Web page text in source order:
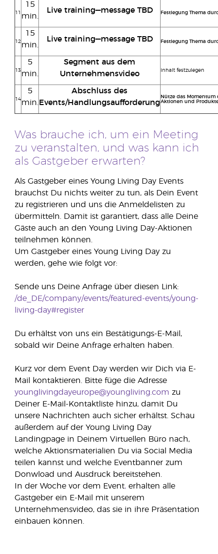
11
15
min.
Live training—message TBD Festlegung Thema
12
15
min.
Live training—message TBD Festlegung Thema
13
5
min.
Segment aus dem
Unternehmensvideo
Inhalt festzulegen
14
5
min.
Abschluss des
Events/Handlungsaufforderung
Nütze das Momentum
Aktionen und
Was brauche ich, um ein Meeting
zu veranstalten, und was kann ich
als Gastgeber erwarten?
Als Gastgeber eines Young Living Day Events
brauchst Du nichts weiter zu tun, als Dein Event
zu registrieren und uns die Anmeldelisten zu
übermitteln. Damit ist garantiert, dass alle Deine
Gäste auch an den Young Living Day-Aktionen
teilnehmen können.
Um Gastgeber eines Young Living Day zu
werden, gehe wie folgt vor:
Sende uns Deine Anfrage über diesen Link:
/de_DE/company/events/featured-events/young-
living-day#register
Du erhältst von uns ein Bestätigungs-E-Mail,
sobald wir Deine Anfrage erhalten haben.
Kurz vor dem Event Day werden wir Dich via E-
Mail kontaktieren. Bitte füge die Adresse
younglivingdayeurope@youngliving.com zu
Deiner E-Mail-Kontaktliste hinzu, damit Du
unsere Nachrichten auch sicher erhältst. Schau
außerdem auf der Young Living Day
Landingpage in Deinem Virtuellen Büro nach,
welche Aktionsmaterialien Du via Social Media
teilen kannst und welche Eventbanner zum
Donwload und Ausdruck bereitstehen.
In der Woche vor dem Event, erhalten alle
Gastgeber ein E-Mail mit unserem
Unternehmensvideo, das sie in ihre Präsentation
einbauen können.